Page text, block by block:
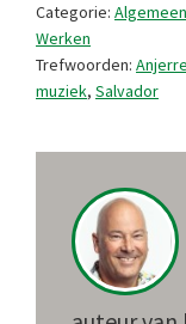
Categorie: Algemeen
Werken
Trefwoorden:
muziek, Salvador